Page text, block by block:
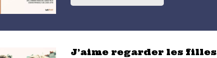
J’aime regarder les filles